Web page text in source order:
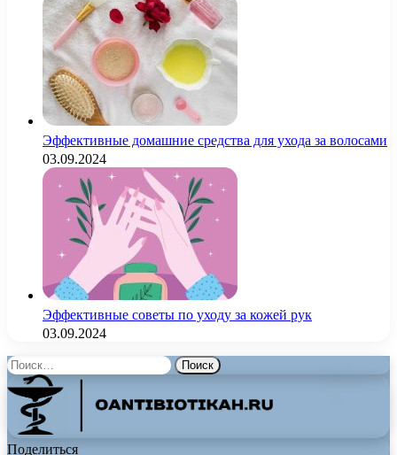
Эффективные домашние средства для ухода за волосами
03.09.2024
Эффективные советы по уходу за кожей рук
03.09.2024
Найти:
Поделиться